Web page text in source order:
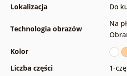
Lokalizacja
Do
Technologia obrazów
Na
Kolor
Liczba części
1-